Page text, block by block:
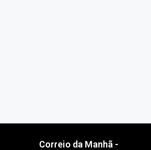
Correio da Manhã -